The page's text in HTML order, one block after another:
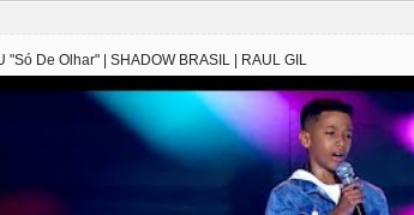
"Só De Olhar" | SHADOW BRASIL | RAUL GIL